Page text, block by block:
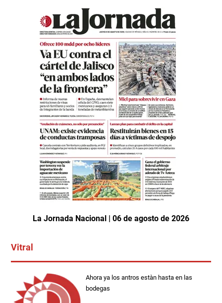
La Jornada Nacional | 06 de agosto de 2026
Vitral
Ahora ya los antros estàn hasta en las
bodegas